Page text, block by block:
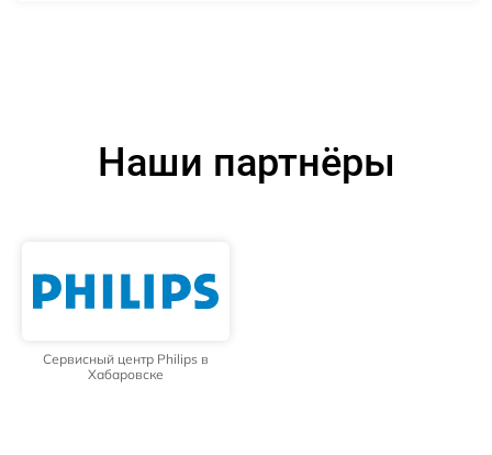
Наши партнёры
Сервисный центр Philips в
Хабаровске